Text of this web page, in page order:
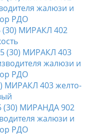
МИРАКЛ 402
МИРАКЛ 403 желто-